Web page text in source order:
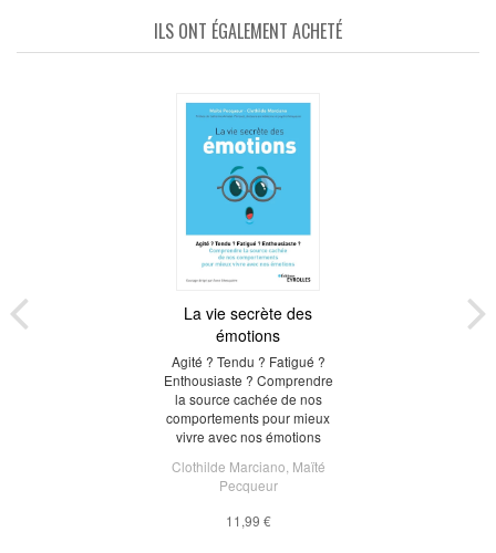
ILS ONT ÉGALEMENT ACHETÉ
La vie secrète des
émotions
Agité ? Tendu ? Fatigué ?
Enthousiaste ? Comprendre
la source cachée de nos
comportements pour mieux
vivre avec nos émotions
Clothilde Marciano Maïté
Pecqueur
11,99 €